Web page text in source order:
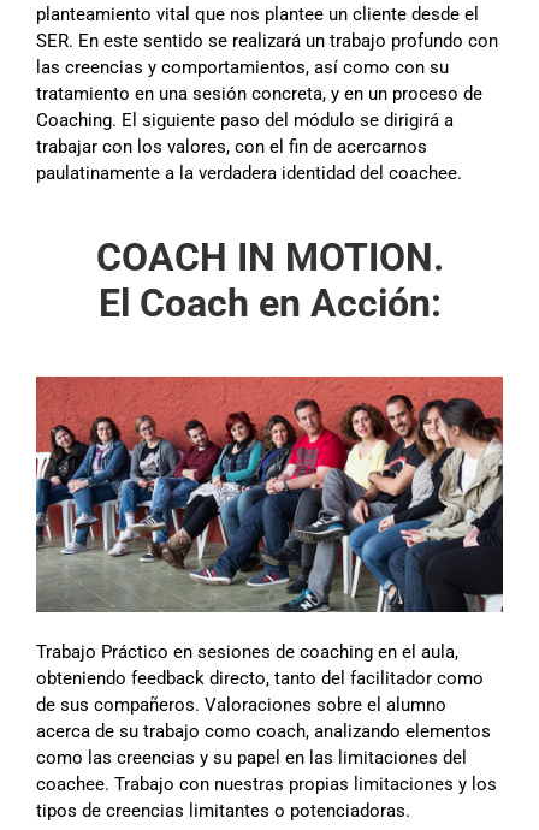
planteamiento vital que nos plantee un cliente desde el
SER. En este sentido se realizará un trabajo profundo con
las creencias y comportamientos, así como con su
tratamiento en una sesión concreta, y en un proceso de
Coaching. El siguiente paso del módulo se dirigirá a
trabajar con los valores, con el fin de acercarnos
paulatinamente a la verdadera identidad del coachee.
COACH IN MOTION.
El Coach en Acción:
Trabajo Práctico en sesiones de coaching en el aula,
obteniendo feedback directo, tanto del facilitador como
de sus compañeros. Valoraciones sobre el alumno
acerca de su trabajo como coach, analizando elementos
como las creencias y su papel en las limitaciones del
coachee. Trabajo con nuestras propias limitaciones y los
tipos de creencias limitantes o potenciadoras.